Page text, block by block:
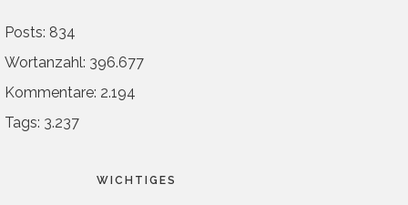
Posts: 834
Wortanzahl: 396.677
Kommentare: 2.194
Tags: 3.237
WICHTIGES